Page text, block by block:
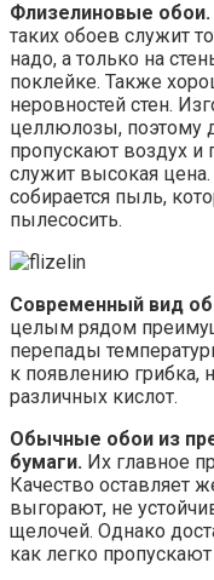
Флизелиновые обои.
таких обоев служит
надо, а только на
поклейке. Также
неровностей стен.
целлюлозы, поэтому
пропускают воздух и
служит высокая
собирается пыль,
пылесосить.
Современный вид
целым рядом
перепады
к появлению грибка,
различных кислот.
Обычные обои из
бумаги. Их главное
Качество оставляет
выгорают, не
щелочей. Однако
как легко